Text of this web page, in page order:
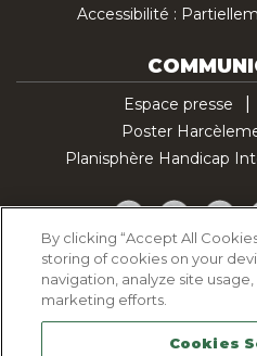
Accessibilité :
Espace presse
Poster
Planisphère Handicap
Facebook
Twitter
Politique
Politique de
Mentions
By clicking “Accept All
storing of cookies on your
navigation, analyze site usage,
marketing efforts.
Cookies